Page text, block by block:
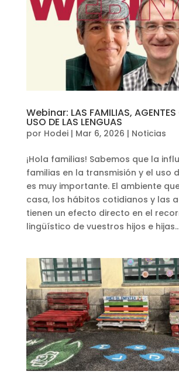
Webinar: LAS FAMILIAS, AGENTES
USO DE LAS LENGUAS
por Hodei| Mar 6, 2026 | Noticias
¡Hola familias! Sabemos que la
familias en la transmisión y el uso
es muy importante. El ambiente
casa, los hábitos cotidianos y las
tienen un efecto directo en el
lingüístico de vuestros hijos e